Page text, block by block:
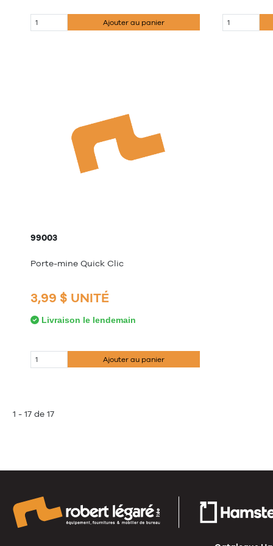
Ajouter au panier
99003
Porte-mine Quick Clic
3,99 $ UNITÉ
Livraison le lendemain
Ajouter au panier
1 - 17 de 17